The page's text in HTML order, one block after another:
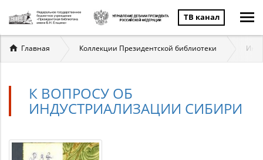
ТВ канал
Вы
здесь
Главная Коллекции Президентской библиотеки
К ВОПРОСУ ОБ
ИНДУСТРИАЛИЗАЦИИ СИБИРИ